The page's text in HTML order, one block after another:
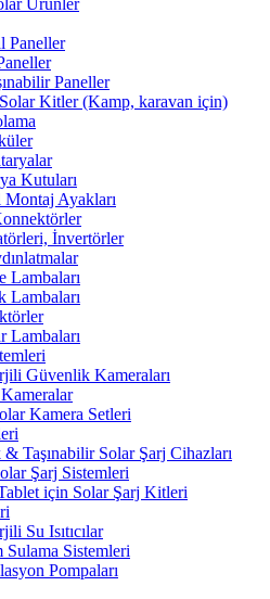
Ürünler
Paneller
Paneller
Kitler (Kamp, karavan için)
Kutuları
Montaj Ayakları
İnvertörler
Lambaları
Lambaları
Lambaları
Güvenlik Kameraları
Kamera Setleri
Taşınabilir Solar Şarj Cihazları
Şarj Sistemleri
için Solar Şarj Kitleri
Su Isıtıcılar
Sulama Sistemleri
Pompaları